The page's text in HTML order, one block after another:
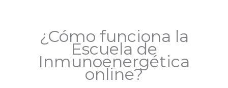
¿Cómo funciona la
Escuela de
Inmunoenergética
online?